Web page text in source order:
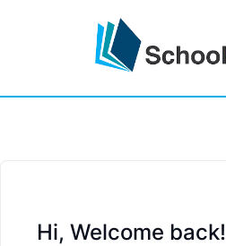
Hi, Welcome back!